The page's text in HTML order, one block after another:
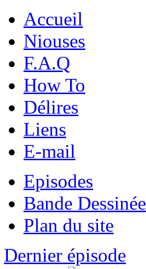
Accueil
Niouses
F.A.Q
How To
Délires
Liens
E-mail
Episodes
Bande Dessinée
Plan du site
Dernier épisode